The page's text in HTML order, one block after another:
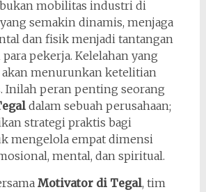
mobilitas industri di
semakin dinamis, menjaga
dan fisik menjadi tantangan
pekerja. Kelelahan yang
menurunkan ketelitian
Inilah peran penting seorang
dalam sebuah perusahaan;
strategi praktis bagi
mengelola empat dimensi
mental, dan spiritual.
Motivator di Tegal, tim